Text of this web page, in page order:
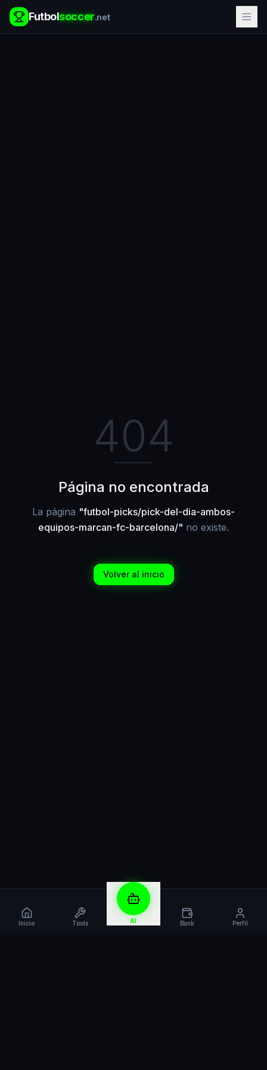
Futbolsoccer.net
404
Página no encontrada
La página "futbol-picks/pick-del-dia-ambos-
equipos-marcan-fc-barcelona/" no existe.
Volver al inicio
Inicio Tools AI Bank Perfil